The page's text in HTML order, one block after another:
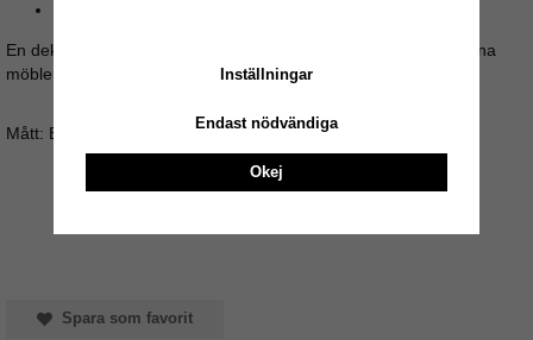
En dekorativ och funktionell inredningsdetalj som snabbt ger dina
möbler ett nytt uttryck.
Mått: Bredd: 3,8cm Djup: 3,8cm Skruvlängd: ca 3,5cm (M4)
Spara som favorit
Inställningar
Endast nödvändiga
Okej